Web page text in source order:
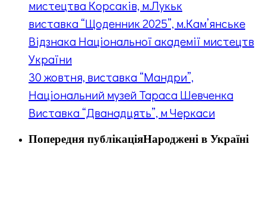
мистецтва Корсаків, м.Лукьк
виставка “Щоденник 2025”, м.Кам’янське
Відзнака Національної академії мистецтв
України
30 жовтня, виставка “Мандри”,
Національний музей Тараса Шевченка
Виставка “Дванадцять”, м Черкаси
Попередня публікаціяНароджені в Україні